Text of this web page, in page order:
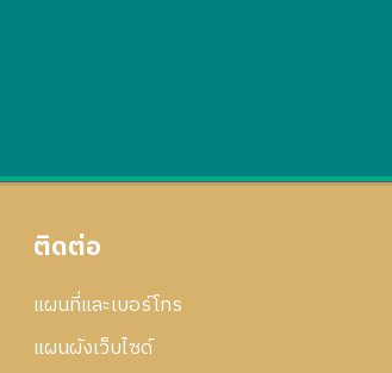
ติดต่อ
แผนที่และเบอร์โทร
แผนผังเว็บไซด์